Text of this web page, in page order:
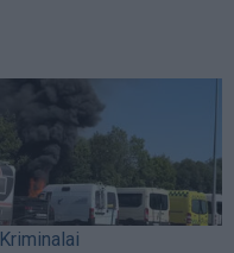
Kriminalai